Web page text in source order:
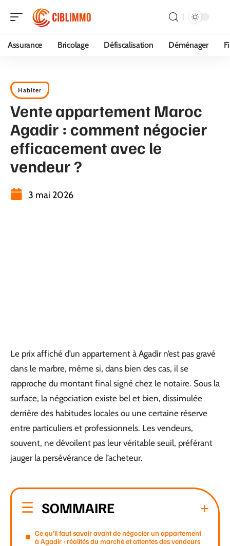
Assurance Bricolage Défiscalisation Déménager
Habiter
Vente appartement Maroc
Agadir : comment négocier
efficacement avec le
vendeur ?
3 mai 2026
Le prix affiché d’un appartement à Agadir n’est pas gravé
dans le marbre, même si, dans bien des cas, il se
rapproche du montant final signé chez le notaire. Sous la
surface, la négociation existe bel et bien, dissimulée
derrière des habitudes locales ou une certaine réserve
entre particuliers et professionnels. Les vendeurs,
souvent, ne dévoilent pas leur véritable seuil, préférant
jauger la persévérance de l’acheteur.
SOMMAIRE
Ce qu’il faut savoir avant de négocier un appartement
à Agadir : réalités du marché et attentes des vendeurs